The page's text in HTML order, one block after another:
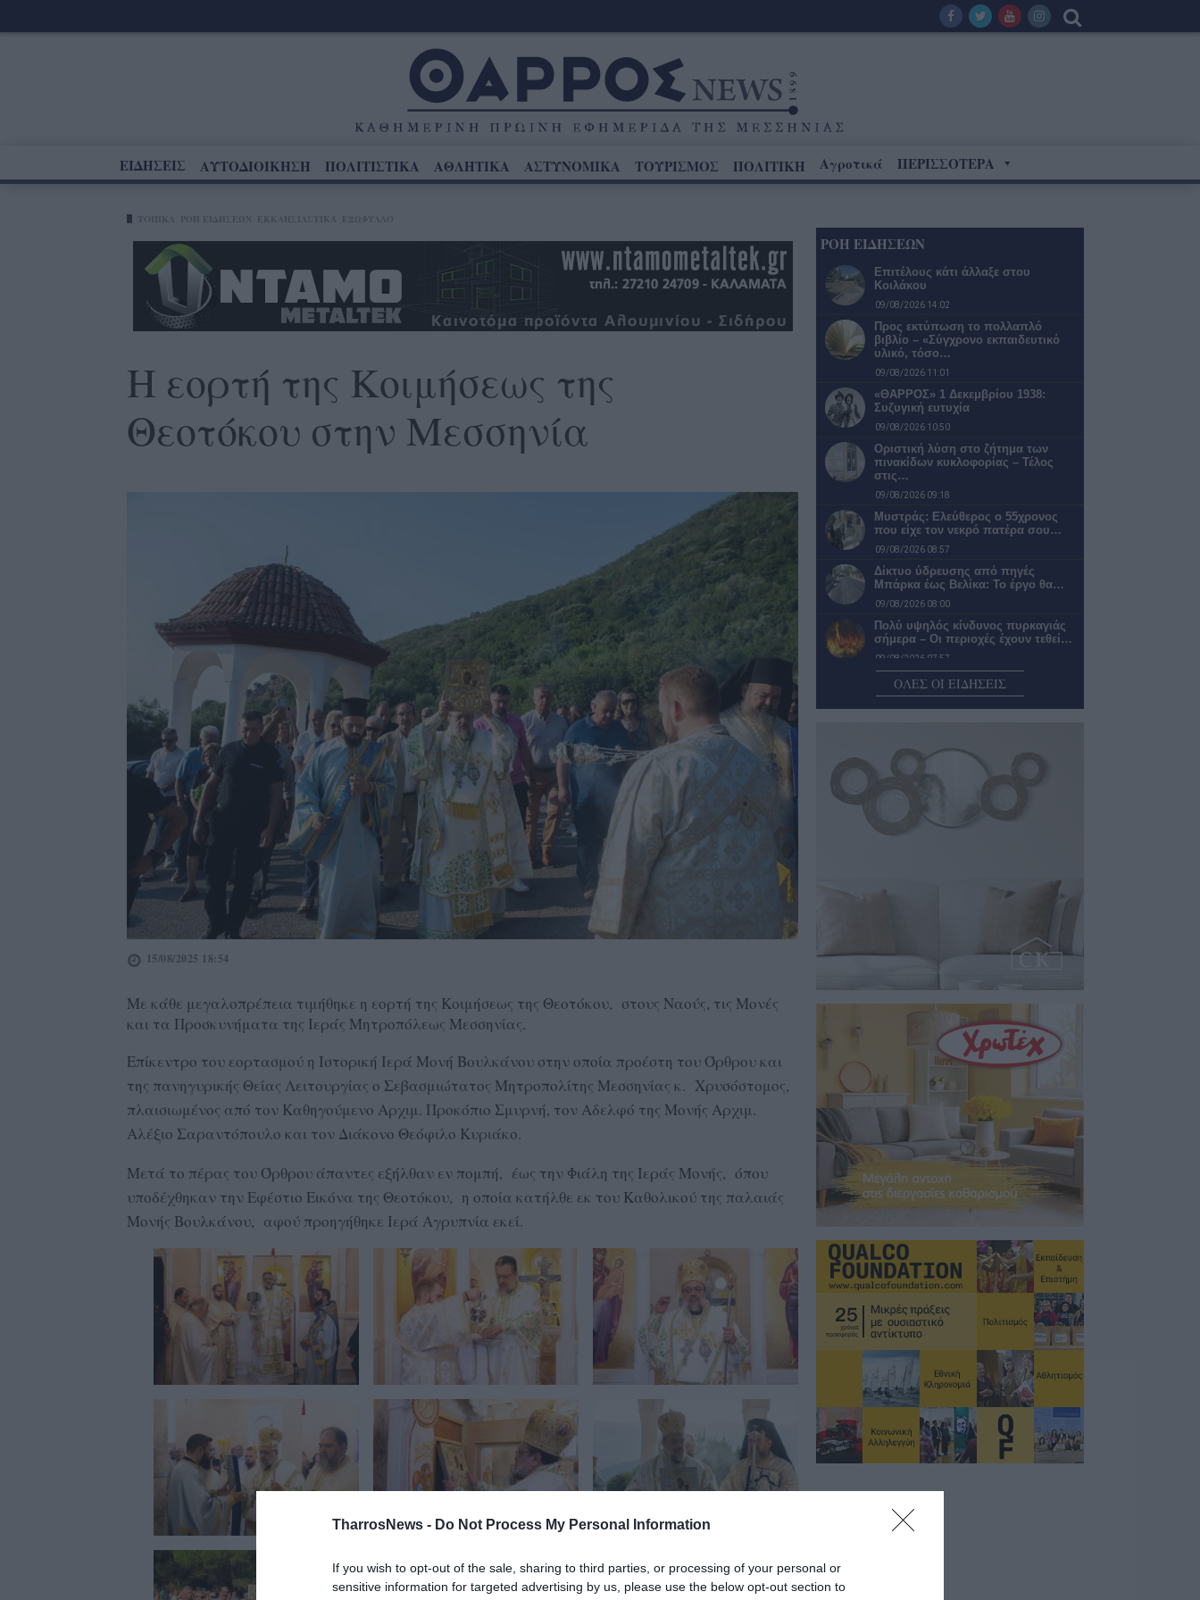
TharrosNews - Do Not Process My Personal Information
If you wish to opt-out of the sale, sharing to third parties, or processing of your personal or
sensitive information for targeted advertising by us, please use the below opt-out section to
ΕΙΔΗΣΕΙΣ ΑΥΤΟΔΙΟΙΚΗΣΗ ΠΟΛΙΤΙΣΤΙΚΑ ΑΘΛΗΤΙΚΑ ΑΣΤΥΝΟΜΙΚΑ ΤΟΥΡΙΣΜΟΣ ΠΟΛΙΤΙΚΗ Αγροτικά ΠΕΡΙΣΣΟΤΕΡΑ
Η εορτή της Κοιμήσεως της
Θεοτόκου στην Μεσσηνία
15/08/2025 18:54
Με κάθε μεγαλοπρέπεια τιμήθηκε η εορτή της Κοιμήσεως της Θεοτόκου, στους Ναούς, τις Μονές
και τα Προσκυνήματα της Ιεράς Μητροπόλεως Μεσσηνίας.
Επίκεντρο του εορτασμού η Ιστορική Ιερά Μονή Βουλκάνου στην οποία προέστη του Όρθρου και
της πανηγυρικής Θείας Λειτουργίας ο Σεβασμιώτατος Μητροπολίτης Μεσσηνίας κ. Χρυσόστομος,
πλαισιωμένος από τον Καθηγούμενο Αρχιμ. Προκόπιο Σμυρνή, τον Αδελφό της Μονής Αρχιμ.
Αλέξιο Σαραντόπουλο και τον Διάκονο Θεόφιλο Κυριάκο.
Μετά το πέρας του Όρθρου άπαντες εξήλθαν εν πομπή, έως την Φιάλη της Ιεράς Μονής, όπου
υποδέχθηκαν την Εφέστιο Εικόνα της Θεοτόκου, η οποία κατήλθε εκ του Καθολικού της παλαιάς
Μονής Βουλκάνου, αφού προηγήθηκε Ιερά Αγρυπνία εκεί.
ΡΟΗ ΕΙΔΗΣΕΩΝ
Επιτέλους κάτι άλλαξε στου
Κοιλάκου
09/08/2026 14:02
Προς εκτύπωση το πολλαπλό
βιβλίο – «Σύγχρονο εκπαιδευτικό
υλικό, τόσο…
09/08/2026 11:01
«ΘΑΡΡΟΣ» 1 Δεκεμβρίου 1938:
Συζυγική ευτυχία
09/08/2026 10:50
Οριστική λύση στο ζήτημα των
πινακίδων κυκλοφορίας – Τέλος
στις…
09/08/2026 09:18
Μυστράς: Ελεύθερος ο 55χρονος
που είχε τον νεκρό πατέρα σου…
09/08/2026 08:57
Δίκτυο ύδρευσης από πηγές
Μπάρκα έως Βελίκα: Το έργο θα…
09/08/2026 08:00
Πολύ υψηλός κίνδυνος πυρκαγιάς
σήμερα – Οι περιοχές έχουν τεθεί…
09/08/2026 07:57
Συγκροτήθηκε το νέο συμβούλιο της
Κεντρικής Αγοράς Καλαμάτας που
έχει…
Μπήκε σε ηλικία που βγάζει ζημιές
το Μέγαρο Χορού Καλαμάτας
08/08/2026 20:58
ΟΛΕΣ ΟΙ ΕΙΔΗΣΕΙΣ